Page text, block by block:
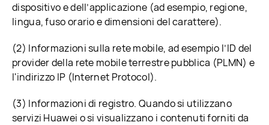
dispositivo e dell’applicazione (ad esempio, regione,
lingua, fuso orario e dimensioni del carattere).
(2) Informazioni sulla rete mobile, ad esempio l’ID del
provider della rete mobile terrestre pubblica (PLMN) e
l'indirizzo IP (Internet Protocol).
(3) Informazioni di registro. Quando si utilizzano
servizi Huawei o si visualizzano i contenuti forniti da